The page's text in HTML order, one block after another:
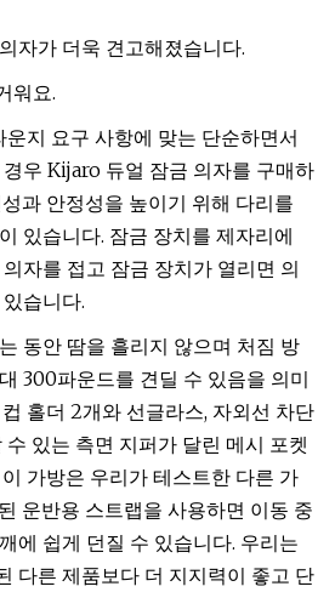
자가 더욱 견고해졌습니다.
워요.
지 요구 사항에 맞는 단순하면서
우 Kijaro 듀얼 잠금 의자를 구매하
과 안정성을 높이기 위해 다리를
있습니다. 잠금 장치를 제자리에
자를 접고 잠금 장치가 열리면 의
습니다.
동안 땀을 흘리지 않으며 처짐 방
300파운드를 견딜 수 있음을 의미
홀더 2개와 선글라스, 자외선 차단
있는 측면 지퍼가 달린 메시 포켓
가방은 우리가 테스트한 다른 가
운반용 스트랩을 사용하면 이동 중
에 쉽게 던질 수 있습니다. 우리는
다른 제품보다 더 지지력이 좋고 단